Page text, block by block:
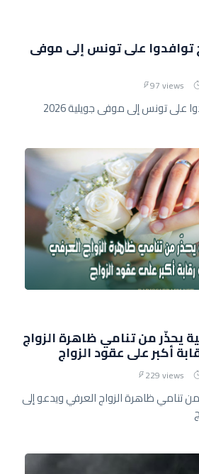
سائح توافدوا على تونس إلى موفى
97 views
يحذّر من تنامي ظاهرة الزواج
أكبر على عقود الزواج
229 views
من تنامي ظاهرة الزواج العرفي ويدعو إلى